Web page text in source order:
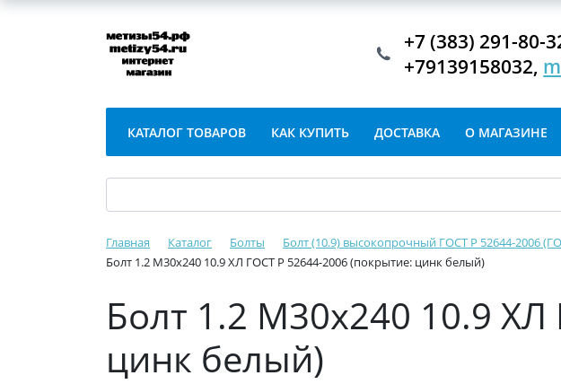
+7 (383) 291-80-
+79139158032,
КАТАЛОГ ТОВАРОВ КАК КУПИТЬ ДОСТАВКА О МАГАЗИНЕ
Главная Каталог Болты Болт (10.9) высокопрочный ГОСТ Р 52644-2006
Болт 1.2 М30х240 10.9 ХЛ ГОСТ Р 52644-2006 (покрытие: цинк белый)
Болт 1.2 М30х240 10.9
цинк белый)